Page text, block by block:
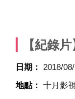
【紀錄
日期：
2018/
地點：
十月影視